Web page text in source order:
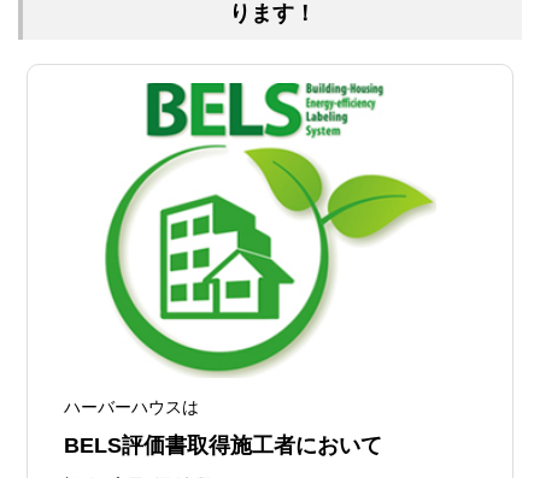
ります！
ハーバーハウスは
BELS評価書取得施工者において